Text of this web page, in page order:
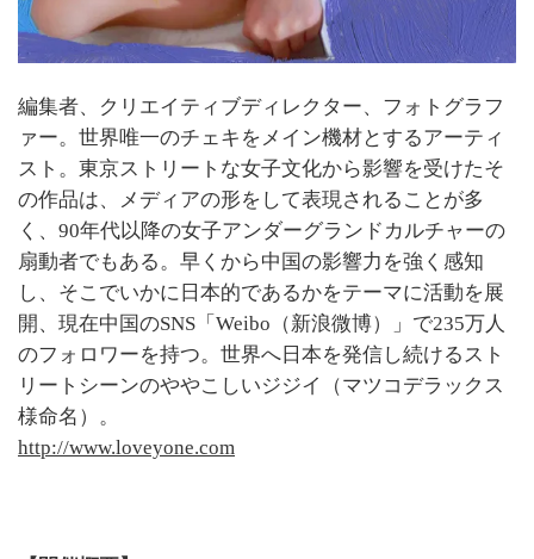
編集者、クリエイティブディレクター、フォトグラフ
ァー。世界唯一のチェキをメイン機材とするアーティ
スト。東京ストリートな女子文化から影響を受けたそ
の作品は、メディアの形をして表現されることが多
く、90年代以降の女子アンダーグランドカルチャーの
扇動者でもある。早くから中国の影響力を強く感知
し、そこでいかに日本的であるかをテーマに活動を展
開、現在中国のSNS「Weibo（新浪微博）」で235万人
のフォロワーを持つ。世界へ日本を発信し続けるスト
リートシーンのややこしいジジイ（マツコデラックス
様命名）。
http://www.loveyone.com